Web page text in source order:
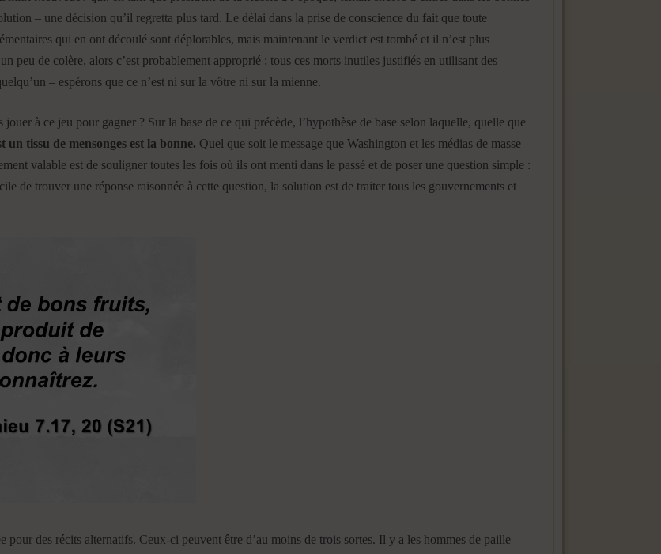
– une décision qu’il regretta plus tard. Le délai dans la prise de conscience du fait que toute
qui en ont découlé sont déplorables, mais maintenant le verdict est tombé et il n’est plus
peu de colère, alors c’est probablement approprié ; tous ces morts inutiles justifiés en utilisant des
– espérons que ce n’est ni sur la vôtre ni sur la mienne.
à ce jeu pour gagner ? Sur la base de ce qui précède, l’hypothèse de base selon laquelle, quelle que
tissu de mensonges est la bonne. Quel que soit le message que Washington et les médias de masse
valable est de souligner toutes les fois où ils ont menti dans le passé et de poser une question simple :
de trouver une réponse raisonnée à cette question, la solution est de traiter tous les gouvernements et
des récits alternatifs. Ceux-ci peuvent être d’au moins de trois sortes. Il y a les hommes de paille